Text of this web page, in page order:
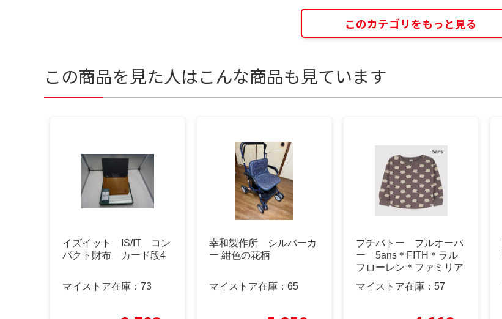
このカテゴリをもっと見る
この商品を見た人はこんな商品も見ています
イズイット IS/IT コン
パクト財布 カード段4
マイストア在庫： 73
幸和製作所 シルバーカ
ー 紺色の花柄
マイストア在庫： 65
プチバトー プルオーバ
ー 5ans＊FITH＊ラル
フローレン＊ファミリア
マイストア在庫： 57